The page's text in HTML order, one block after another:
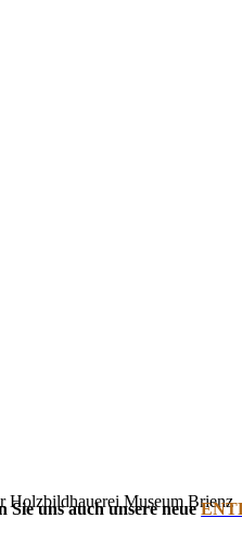
Sie uns auch unsere neue